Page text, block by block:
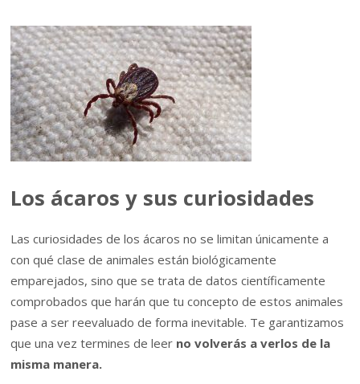
Los ácaros y sus curiosidades
Las curiosidades de los ácaros no se limitan únicamente a
con qué clase de animales están biológicamente
emparejados, sino que se trata de datos científicamente
comprobados que harán que tu concepto de estos animales
pase a ser reevaluado de forma inevitable. Te garantizamos
que una vez termines de leer no volverás a verlos de la
misma manera.